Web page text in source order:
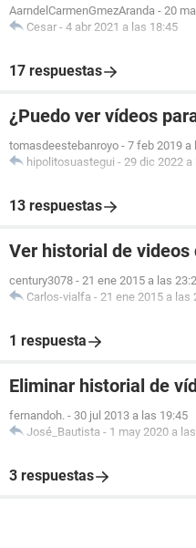
AarndelCarmenGmezAranda - 20
Cesar - 4 abr 2021 a las 18:45
17 respuestas
¿Puedo ver vídeos
tomasdeestebanroyo - 7 feb 2019 a
hipolitosuastegui - 29 dic 2022 a
13 respuestas
Ver historial de videos
century3078 - 21 ene 2015 a las
Carlos-vialfa - 21 ene 2015 a las
1 respuesta
Eliminar historial de
fernandoh. - 30 jul 2013 a las 19:45
José_Bautista - 1 may 2020 a
3 respuestas